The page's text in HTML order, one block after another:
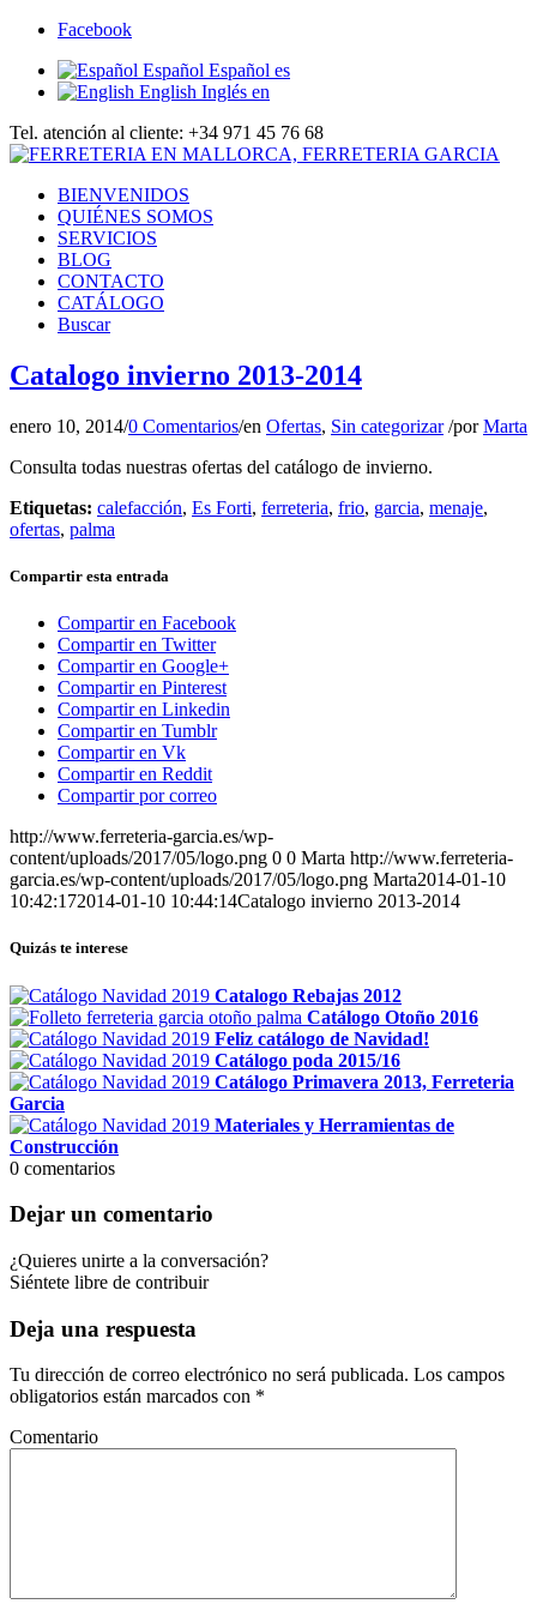
Facebook
Español Español es
English Inglés en
Tel. atención al cliente: +34 971 45 76 68
BIENVENIDOS
QUIÉNES SOMOS
SERVICIOS
BLOG
CONTACTO
CATÁLOGO
Buscar
Catalogo invierno 2013-2014
enero 10, 2014/0 Comentarios/en Ofertas, Sin categorizar /porMarta
Consulta todas nuestras ofertas del catálogo de invierno.
Etiquetas: calefacción, Es Forti, ferreteria, frio, garcia, menaje,
ofertas, palma
Compartir esta entrada
Compartir en Facebook
Compartir en Twitter
Compartir en Google+
Compartir en Pinterest
Compartir en Linkedin
Compartir en Tumblr
Compartir en Vk
Compartir en Reddit
Compartir por correo
http://www.ferreteria-garcia.es/wp-
content/uploads/2017/05/logo.png 0 0 Marta http://www.ferreteria-
garcia.es/wp-content/uploads/2017/05/logo.png Marta2014-01-10
10:42:172014-01-10 10:44:14Catalogo invierno 2013-2014
Quizás te interese
Catalogo Rebajas 2012
Catálogo Otoño 2016
Feliz catálogo de Navidad!
Catálogo poda 2015/16
Catálogo Primavera 2013, Ferreteria
Garcia
Materiales y Herramientas de
Construcción
0 comentarios
Dejar un comentario
¿Quieres unirte a la conversación?
Siéntete libre de contribuir
Deja una respuesta
Tu dirección de correo electrónico no será publicada. Los campos
obligatorios están marcados con *
Comentario